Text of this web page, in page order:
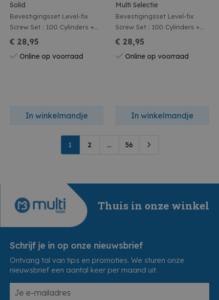
Solid
Bevestigingsset Level-fix
Screw Set : 100 Cylinders +
100 Spacers 2,0 Mm
€ 28,95
Online op voorraad
In winkelmandje
Multi Selectie
Bevestigingsset Level-fix
Screw Set : 100 Cylinders +
100 Spacers 1,5 Mm
€ 28,95
Online op voorraad
In winkelmandje
1 2 ... 56
Thuis in onze winkel
Schrijf je in op onze nieuwsbrief
Ontvang tal van tips en promoties. We sturen onze
nieuwsbrief een aantal keer per maand uit.